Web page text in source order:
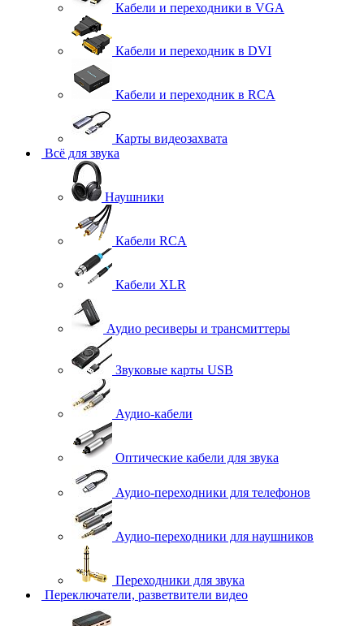
Кабели и переходники в VGA
Кабели и переходник в DVI
Кабели и переходник в RCA
Карты видеозахвата
Всё для звука
Наушники
Кабели RCA
Кабели XLR
Аудио ресиверы и трансмиттеры
Звуковые карты USB
Аудио-кабели
Оптические кабели для звука
Аудио-переходники для телефонов
Аудио-переходники для наушников
Переходники для звука
Переключатели, разветвители видео